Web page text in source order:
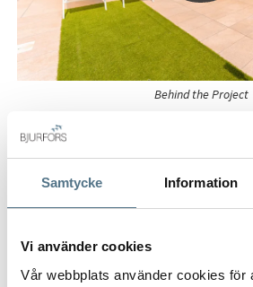
Samtycke Information
Vi använder cookies
Vår webbplats använder cookies för
Muy cerca se encuentra el centro de
donde podrá encontrar
tiendas y farmacias. En un corto
comerciales.
¡Pongase en contacto con Bjurfors
Behind the Project